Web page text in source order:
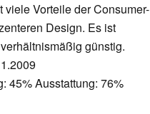
Vorteile der Consumer-
Design. Es ist
günstig.
45% Ausstattung: 76%